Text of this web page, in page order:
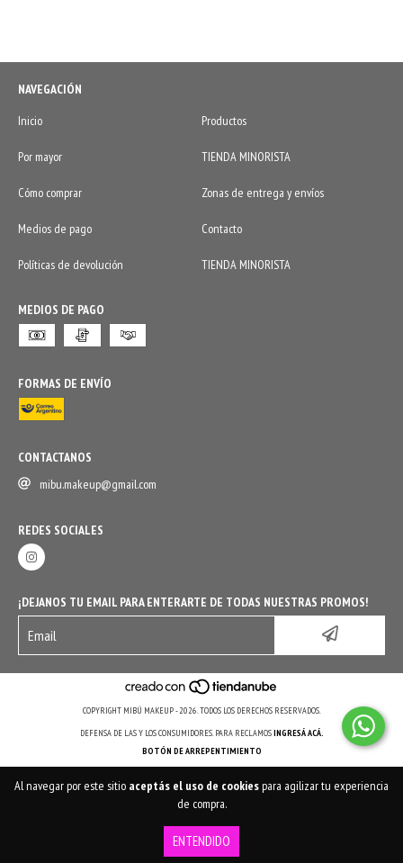
Al navegar por este sitio aceptás el uso de cookiespara agilizar tu experiencia
de compra.
ENTENDIDO
NAVEGACIÓN
Inicio
Productos
Por mayor TIENDA MINORISTA
Cómo comprar Zonas de entrega y envíos
Medios de pago Contacto
Políticas de devolución TIENDA MINORISTA
MEDIOS DE PAGO
FORMAS DE ENVÍO
CONTACTANOS
mibu.makeup@gmail.com
REDES SOCIALES
¡DEJANOS TU EMAIL PARA ENTERARTE DE TODAS NUESTRAS PROMOS!
COPYRIGHT MIBÚ MAKEUP - 2026. TODOS LOS DERECHOS RESERVADOS.
DEFENSA DE LAS Y LOS CONSUMIDORES. PARA RECLAMOSINGRESÁ ACÁ.
BOTÓN DE ARREPENTIMIENTO